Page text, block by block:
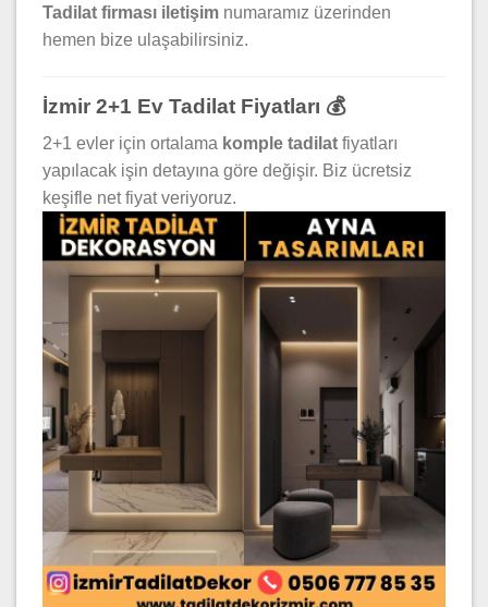
Tadilat firması iletişim numaramız üzerinden
hemen bize ulaşabilirsiniz.
İzmir 2+1 Ev Tadilat Fiyatları 💰
2+1 evler için ortalama komple tadilat fiyatları
yapılacak işin detayına göre değişir. Biz ücretsiz
keşifle net fiyat veriyoruz.